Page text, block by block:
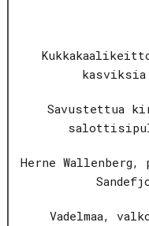
kasviksia
Savustettua
Herne
Vadelmaa,